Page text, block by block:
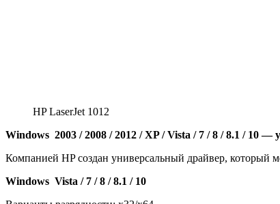
HP LaserJet 1012
Windows 2003 / 2008 / 2012 / XP / Vista / 7 / 8 / 8.1 / 10 —
Компанией HP создан универсальный драйвер, который
Windows Vista / 7 / 8 / 8.1 / 10